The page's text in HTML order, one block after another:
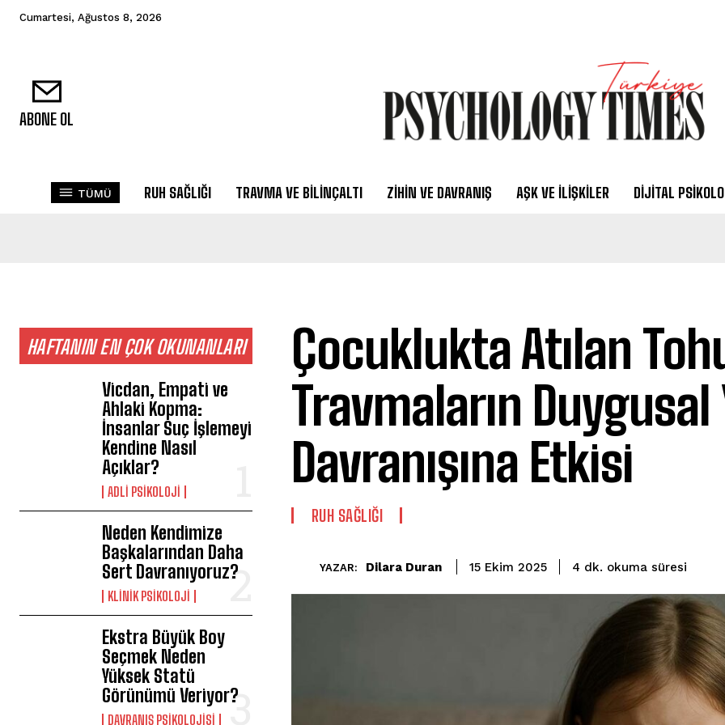
Cumartesi, Ağustos 8, 2026
ABONE OL
TÜMÜ RUH SAĞLIĞI TRAVMA VE BILINÇALTI ZIHIN VE DAVRANIŞ AŞK VE İLIŞKILER DIJITAL
HAFTANIN EN ÇOK OKUNANLARI
Vicdan, Empati ve
Ahlaki Kopma:
İnsanlar Suç İşlemeyi
Kendine Nasıl
Açıklar?
ADLI PSIKOLOJI
Neden Kendimize
Başkalarından Daha
Sert Davranıyoruz?
KLINIK PSIKOLOJI
Ekstra Büyük Boy
Seçmek Neden
Yüksek Statü
Görünümü Veriyor?
DAVRANIŞ PSIKOLOJISI
Çocuklukta Atılan
Travmaların Duygusal
Davranışına Etkisi
⁠RUH SAĞLIĞI
YAZAR: Dilara Duran 15 Ekim 2025 4 dk. okuma süresi